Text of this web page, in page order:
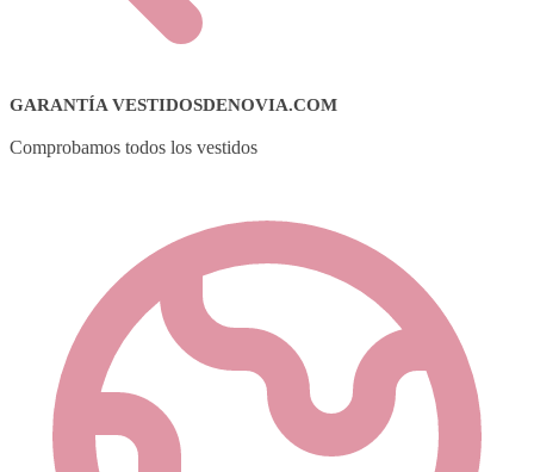
GARANTÍA VESTIDOSDENOVIA.COM
Comprobamos todos los vestidos